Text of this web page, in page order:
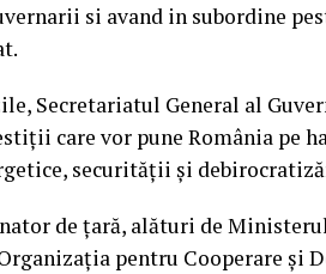
si avand in subordine
Secretariatul General al
care vor pune România pe
securității și
de țară, alături de
pentru Cooperare și